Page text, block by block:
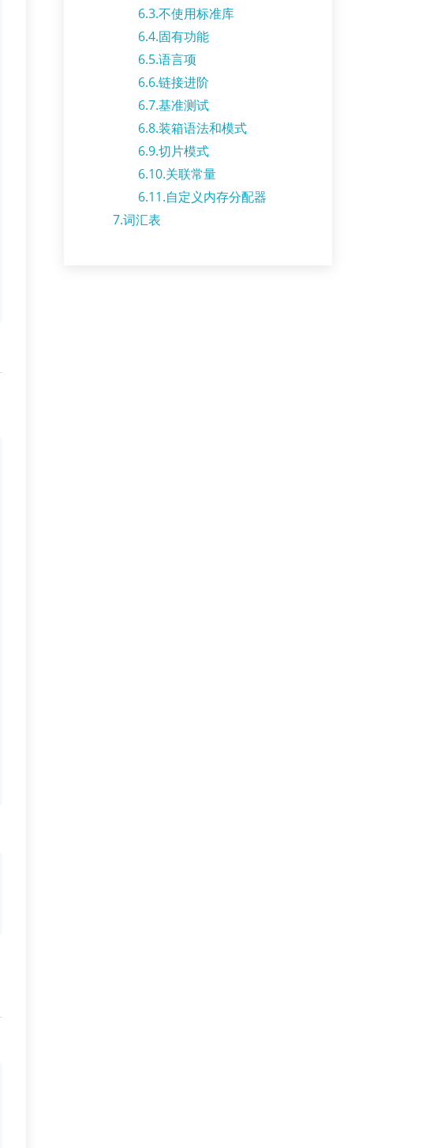
6.3.不使用标准库
6.4.固有功能
6.5.语言项
6.6.链接进阶
6.7.基准测试
6.8.装箱语法和模式
6.9.切片模式
6.10.关联常量
6.11.自定义内存分配器
7.词汇表